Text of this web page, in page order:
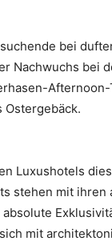
bei
Nachwuchs bei
Luxushotels
stehen mit ihren
mit